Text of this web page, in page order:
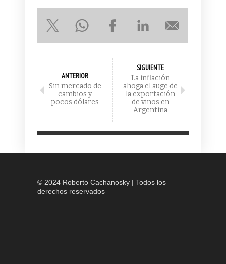
ANTERIOR
Sin mercado de
cambios y
pocos dólares
SIGUIENTE
La inflación
ahoga el auge de
la exportación
de vinos en
Argentina
© 2024 Roberto Cachanosky | Todos los
derechos reservados